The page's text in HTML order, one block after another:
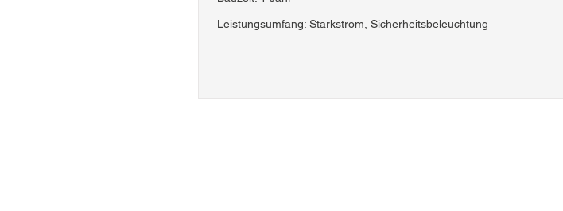
Leistungsumfang: Starkstrom, Sicherheitsbeleuchtung